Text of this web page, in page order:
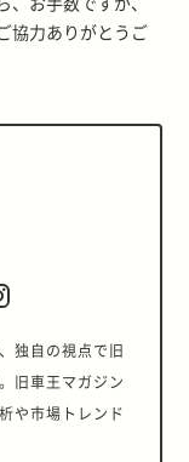
協力ありがとうご
独自の視点で旧
旧車王マガジン
や市場トレンド